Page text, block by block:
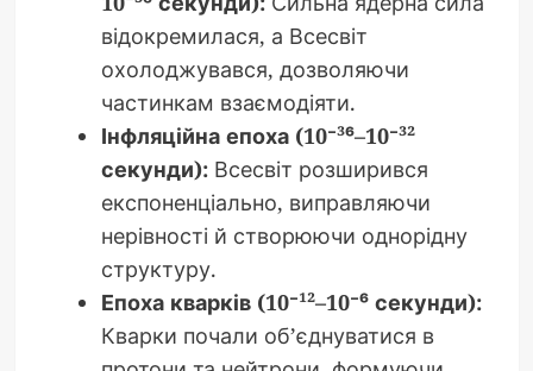
відокремилася, а Всесвіт
охолоджувався, дозволяючи
частинкам взаємодіяти.
Інфляційна епоха (10⁻³⁶–10⁻³²
секунди):Всесвіт розширився
експоненціально, виправляючи
нерівності й створюючи однорідну
структуру.
Епоха кварків (10⁻¹²–10⁻⁶ секунди):
Кварки почали об’єднуватися в